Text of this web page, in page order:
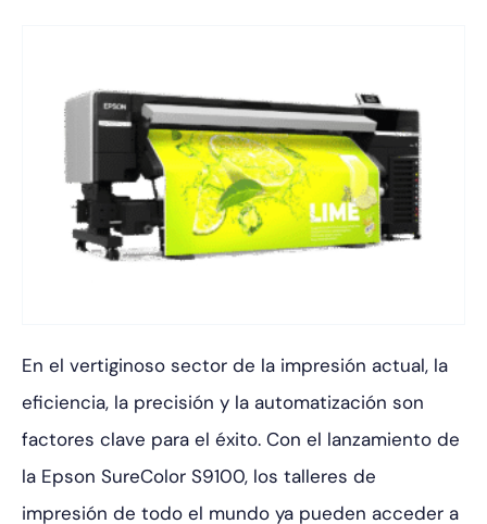
En el vertiginoso sector de la impresión actual, la
eficiencia, la precisión y la automatización son
factores clave para el éxito. Con el lanzamiento de
la Epson SureColor S9100, los talleres de
impresión de todo el mundo ya pueden acceder a